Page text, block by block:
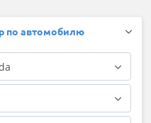
по автомобилю